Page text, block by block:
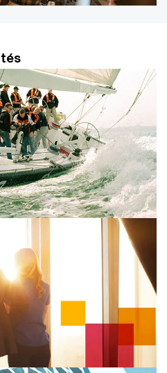
Financières
retour de l’inflation, crise
le cap face à